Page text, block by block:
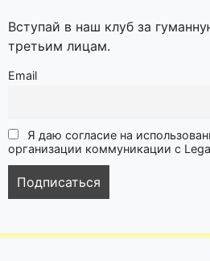
Вступай в наш клуб за
третьим лицам.
Email
Я даю согласие на
организации коммуникации с